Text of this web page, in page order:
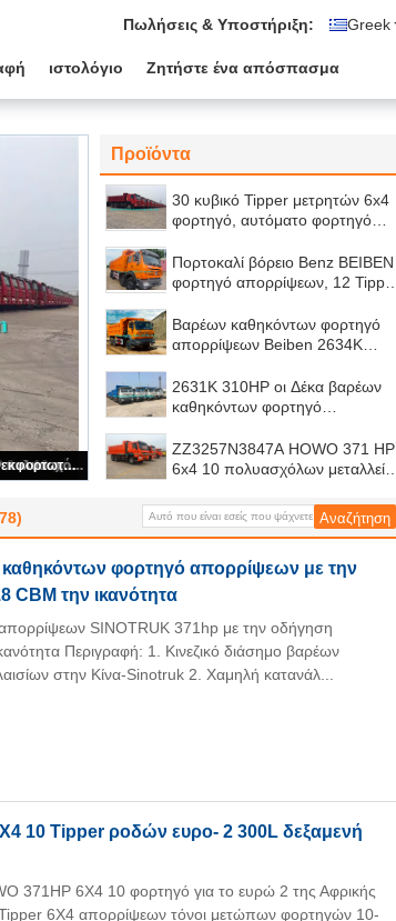
Greek
Πωλήσεις & Υποστήριξη:
ιστολόγιο Ζητήστε ένα απόσπασμα
30 κυβικό Tipper μετρητών 6x4 φορτηγό, αυτόματο φορτηγό απορρίψεων μετάδοσης για τη μεταλλεία
Προϊόντα
30 κυβικό Tipper μετρητών 6x4
φορτηγό, αυτόματο φορτηγό
μεταλλεία
Πορτοκαλί βόρειο Benz BEIBEN
φορτηγό απορρίψεων, 12 Tipper
NG80B
Βαρέων καθηκόντων φορτηγό
απορρίψεων Beiben 2634K
LHD ισχυρός από την οδική
απόδοση
2631K 310HP οι Δέκα βαρέων
καθηκόντων φορτηγό
υιοθετούν την τεχνολογία της
Γερμανίας
ZZ3257N3847A HOWO 371 HP
6x4 10 πολυασχόλων μεταλλείας
τεχνολογία της VOLVO
φορτηγών για το Λάος το
φορτηγό απορρίψεων με την
CBM την ικανότητα
SINOTRUK 371hp με την οδήγηση
Περιγραφή: 1. Κινεζικό διάσημο βαρέων
στην Κίνα-Sinotruk 2. Χαμηλή κατανάλ...
10 Tipper ροδών ευρο- 2 300L δεξαμενή
371HP 6X4 10 φορτηγό για το ευρώ 2 της Αφρικής
6X4 απορρίψεων τόνοι μετώπων φορτηγών 10-